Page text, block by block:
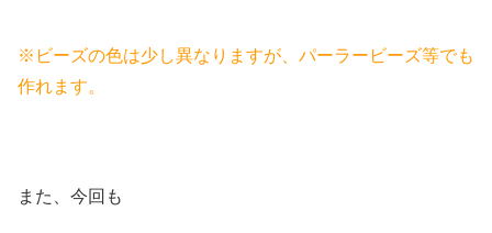
※ビーズの色は少し異なりますが、パーラービーズ等でも
作れます。
また、今回も